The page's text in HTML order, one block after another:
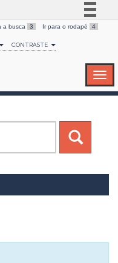
Simplifique!
Comunica BR
Canais
a busca 3 Ir para o rodapé 4
CONTRASTE